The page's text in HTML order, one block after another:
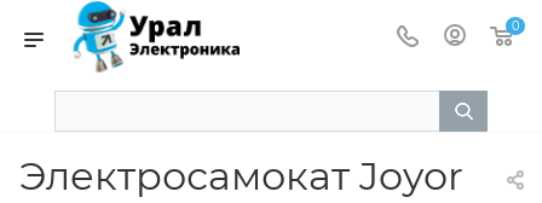
0
Электросамокат Joyor